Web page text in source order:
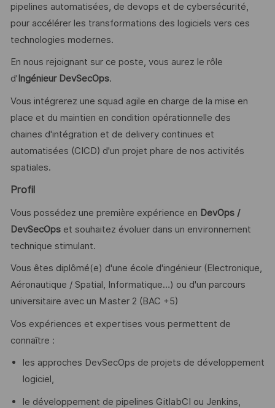
pipelines automatisées, de devops et de cybersécurité,
pour accélérer les transformations des logiciels vers ces
technologies modernes.
En nous rejoignant sur ce poste, vous aurez le rôle
d' Ingénieur DevSecOps.
Vous intégrerez une squad agile en charge de la mise en
place et du maintien en condition opérationnelle des
chaines d'intégration et de delivery continues et
automatisées (CICD) d'un projet phare de nos activités
spatiales.
Profil
Vous possédez une première expérience en DevOps /
DevSecOpset souhaitez évoluer dans un environnement
technique stimulant.
Vous êtes diplômé(e) d'une école d'ingénieur (Electronique,
Aéronautique / Spatial, Informatique…) ou d'un parcours
universitaire avec un Master 2 (BAC +5)
Vos expériences et expertises vous permettent de
connaître :
les approches DevSecOps de projets de développement
logiciel,
le développement de pipelines GitlabCI ou Jenkins,